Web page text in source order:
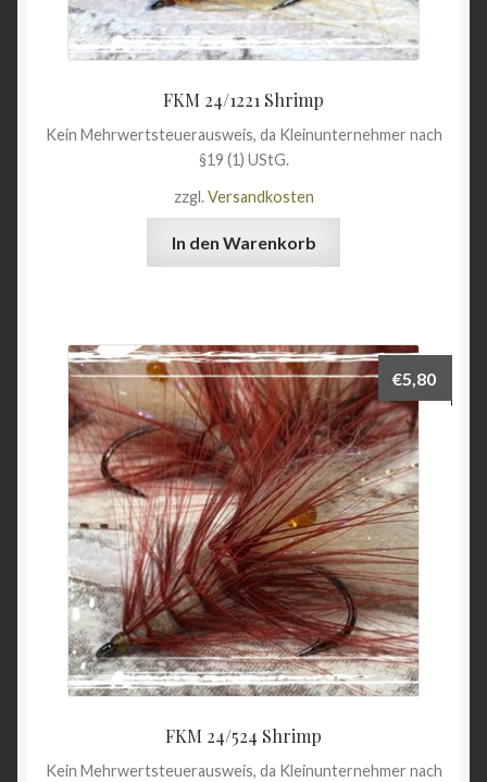
FKM 24/1221 Shrimp
Kein Mehrwertsteuerausweis, da Kleinunternehmer nach
§19 (1) UStG.
zzgl.Versandkosten
In den Warenkorb
FKM 24/524 Shrimp
€5,80
Kein Mehrwertsteuerausweis, da Kleinunternehmer nach